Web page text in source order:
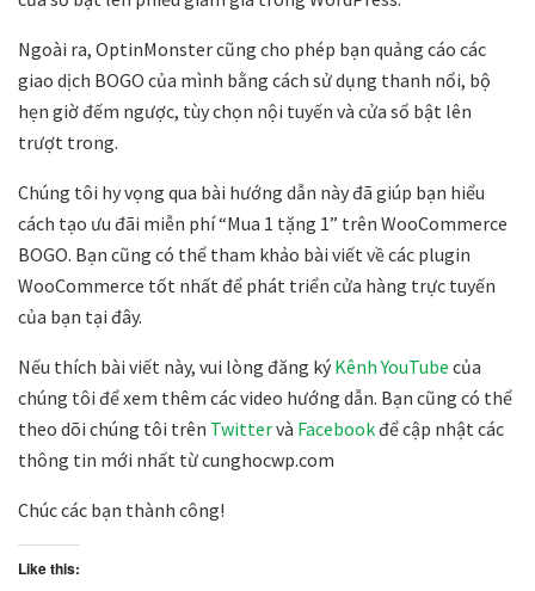
Ngoài ra, OptinMonster cũng cho phép bạn quảng cáo các
giao dịch BOGO của mình bằng cách sử dụng thanh nổi, bộ
hẹn giờ đếm ngược, tùy chọn nội tuyến và cửa sổ bật lên
trượt trong.
Chúng tôi hy vọng qua bài hướng dẫn này đã giúp bạn hiểu
cách tạo ưu đãi miễn phí “Mua 1 tặng 1” trên WooCommerce
BOGO. Bạn cũng có thể tham khảo bài viết về các plugin
WooCommerce tốt nhất để phát triển cửa hàng trực tuyến
của bạn tại đây.
Nếu thích bài viết này, vui lòng đăng ký Kênh YouTube của
chúng tôi để xem thêm các video hướng dẫn. Bạn cũng có thể
theo dõi chúng tôi trên Twittervà Facebookđể cập nhật các
thông tin mới nhất từ cunghocwp.com
Chúc các bạn thành công!
Like this: